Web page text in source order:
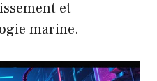
et
marine.